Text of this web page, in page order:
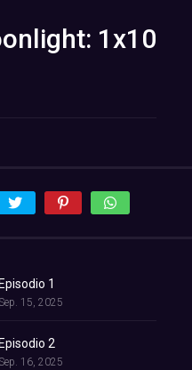
1x10
Episodio 1
15, 2025
Episodio 2
16, 2025